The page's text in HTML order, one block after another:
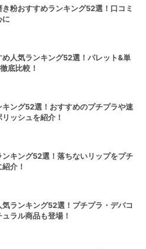
粉おすすめランキング52選！口コミ
に
め人気ランキング52選！パレット&単
底比較！
キング52選！おすすめのプチプラや速
ッシュを紹介！
ンキング52選！落ちないリップをプチ
介！
ランキング52選！プチプラ・デパコ
ラル商品も登場！